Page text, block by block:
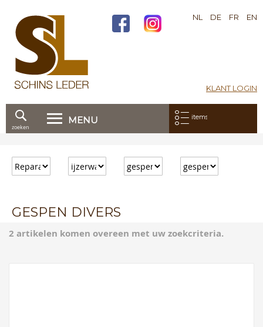
KLANT LOGIN
NL DE FR EN
MENU Mijn bestelling:
items
door
naar
zoeken
GESPEN DIVERS
2 artikelen komen overeen met uw zoekcriteria.